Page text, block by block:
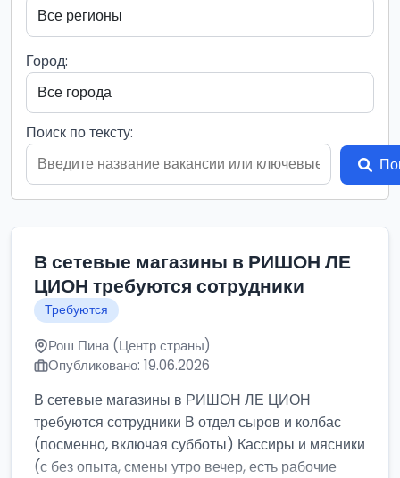
Город:
Поиск по тексту:
В сетевые магазины в РИШОН ЛЕ
ЦИОН требуются сотрудники
Требуются
Рош Пина (Центр страны)
Опубликовано: 19.06.2026
В сетевые магазины в РИШОН ЛЕ ЦИОН
требуются сотрудники В отдел сыров и колбас
(посменно, включая субботы) Кассиры и мясники
(с без опыта, смены утро вечер, есть рабочие